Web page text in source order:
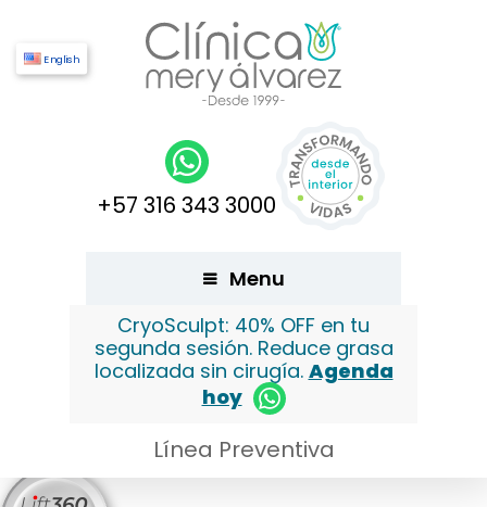
+57 316 343 3000
English
Menu
CryoSculpt: 40% OFF en tu
segunda sesión. Reduce grasa
localizada sin cirugía. Agenda
hoy
Línea Preventiva